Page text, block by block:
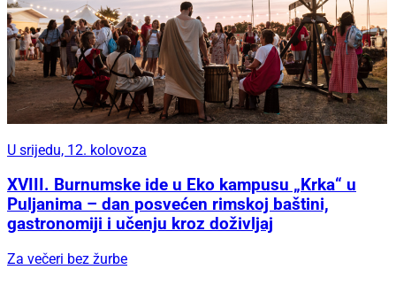
U srijedu, 12. kolovoza
XVIII. Burnumske ide u Eko kampusu „Krka“ u
Puljanima – dan posvećen rimskoj baštini,
gastronomiji i učenju kroz doživljaj
Za večeri bez žurbe